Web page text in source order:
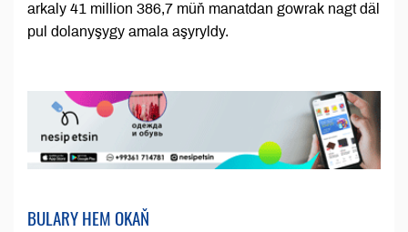
arkaly 41 million 386,7 müň manatdan gowrak nagt däl
pul dolanyşygy amala aşyryldy.
BULARY HEM OKAŇ